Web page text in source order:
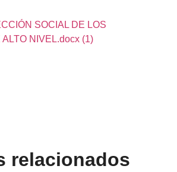
SOCIAL DE LOS
NIVEL.docx (1)
relacionados